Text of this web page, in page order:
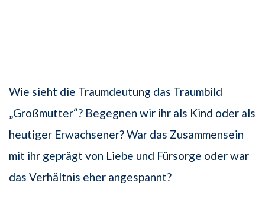
Wie sieht die Traumdeutung das Traumbild
„Großmutter“? Begegnen wir ihr als Kind oder als
heutiger Erwachsener? War das Zusammensein
mit ihr geprägt von Liebe und Fürsorge oder war
das Verhältnis eher angespannt?